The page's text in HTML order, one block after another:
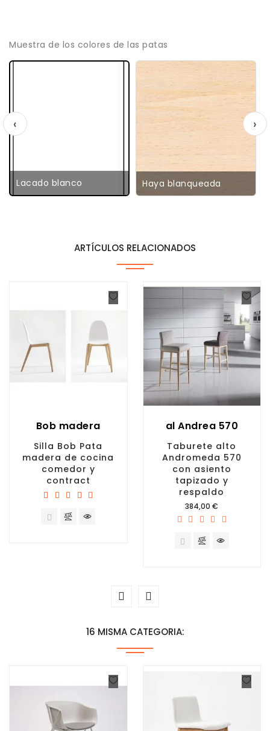
Muestra de los colores de las patas
Lacado blanco Haya blanqueada
‹ ›
ARTÍCULOS RELACIONADOS
Bob madera
Silla Bob Pata
madera de cocina
comedor y
contract
al Andrea 570
Taburete alto
Andromeda 570
con asiento
tapizado y
respaldo
Precio
384,00 €
16 MISMA CATEGORIA: